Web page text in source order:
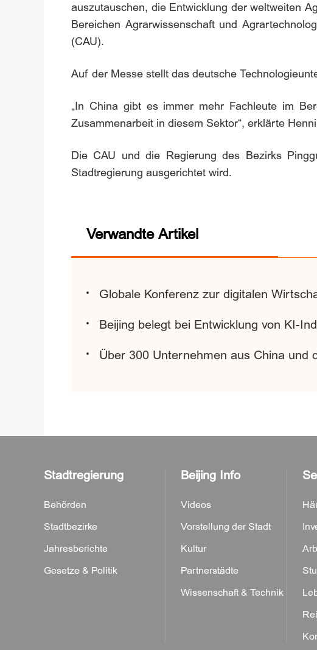
auszutauschen, die Entwicklung der weltweiten
Bereichen Agrarwissenschaft und
(CAU).
Auf der Messe stellt das deutsche
„In China gibt es immer mehr Fachleute im
Zusammenarbeit in diesem Sektor“, erklärte
Die CAU und die Regierung des Bezirks
Stadtregierung ausgerichtet wird.
Verwandte Artikel
Globale Konferenz zur digitalen
Beijing belegt bei Entwicklung von KI-
Über 300 Unternehmen aus China und
Stadtregierung
Behörden
Stadtbezirke
Jahresberichte
Gesetze & Politik
Beijing Info
Videos
Vorstellung der Stadt
Kultur
Partnerstädte
Wissenschaft & Technik